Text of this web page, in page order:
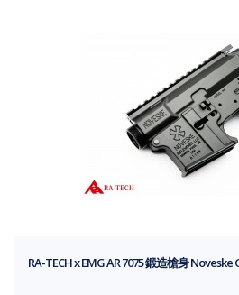
RA-TECH x EMG AR 7075 鍛造槍身